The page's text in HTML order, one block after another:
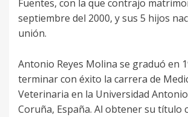
Fuentes, con la que contrajo
septiembre del 2000, y sus 5 hijos
unión.
Antonio Reyes Molina se graduó en
terminar con éxito la carrera de
Veterinaria en la Universidad
Coruña, España. Al obtener su título